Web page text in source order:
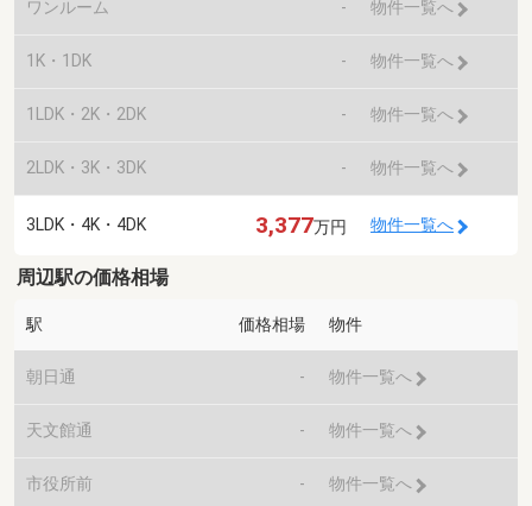
ワンルーム - 物件一覧へ
1K・1DK - 物件一覧へ
1LDK・2K・2DK - 物件一覧へ
2LDK・3K・3DK - 物件一覧へ
3LDK・4K・4DK 3,377万円 物件一覧へ
周辺駅の価格相場
駅 価格相場 物件
朝日通 - 物件一覧へ
天文館通 - 物件一覧へ
市役所前 - 物件一覧へ